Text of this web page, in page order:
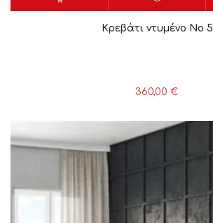
Κρεβάτι ντυμένο Νο 5
360,00 €